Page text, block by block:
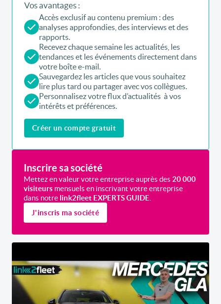
Vos avantages :
Accès exclusif au contenu premium : des
analyses approfondies, des interviews et des
rapports.
Recevez chaque semaine les actualités, les
tendances et les événements directement dans
votre boîte e-mail.
Sauvegardez les articles que vous souhaitez
lire plus tard ou partager avec vos collègues.
Personnalisez votre flux d’actualités à vos
intérêts et préférences.
Créer un compte gratuit
Inscrire sa société
Mettez en valeur votre entreprise auprès des 20 000
visiteurs mensuels en inscrivant votre entreprise
dans notre link2fleet EXPERTS GUIDE.
J'inscris ma société